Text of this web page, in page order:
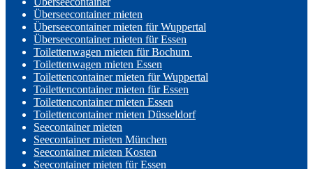
Überseecontainer mieten
Überseecontainer mieten für Wuppertal
Überseecontainer mieten für Essen
Toilettenwagen mieten für Bochum
Toilettenwagen mieten Essen
Toilettencontainer mieten für Wuppertal
Toilettencontainer mieten für Essen
Toilettencontainer mieten Essen
Toilettencontainer mieten Düsseldorf
Seecontainer mieten
Seecontainer mieten München
Seecontainer mieten Kosten
Seecontainer mieten für Essen